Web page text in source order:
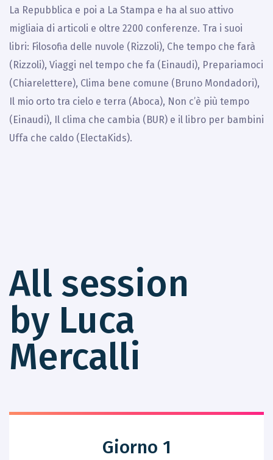
La Repubblica e poi a La Stampa e ha al suo attivo
migliaia di articoli e oltre 2200 conferenze. Tra i suoi
libri: Filosofia delle nuvole (Rizzoli), Che tempo che farà
(Rizzoli), Viaggi nel tempo che fa (Einaudi), Prepariamoci
(Chiarelettere), Clima bene comune (Bruno Mondadori),
Il mio orto tra cielo e terra (Aboca), Non c’è più tempo
(Einaudi), Il clima che cambia (BUR) e il libro per bambini
Uffa che caldo (ElectaKids).
All session
by Luca
Mercalli
Giorno 1